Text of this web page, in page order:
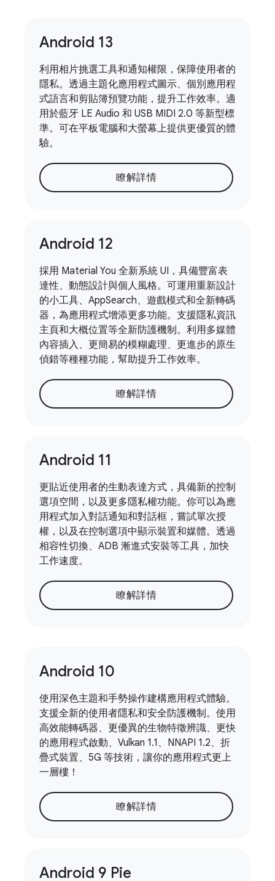
Android 13
利用相片挑選工具和通知權限，保障使用者的
隱私。透過主題化應用程式圖示、個別應用程
式語言和剪貼簿預覽功能，提升工作效率。適
用於藍牙 LE Audio 和 USB MIDI 2.0 等新型標
準。可在平板電腦和大螢幕上提供更優質的體
驗。
瞭解詳情
Android 12
採用 Material You 全新系統 UI，具備豐富表
達性、動態設計與個人風格。可運用重新設計
的小工具、AppSearch、遊戲模式和全新轉碼
器，為應用程式增添更多功能。支援隱私資訊
主頁和大概位置等全新防護機制。利用多媒體
內容插入、更簡易的模糊處理、更進步的原生
偵錯等種種功能，幫助提升工作效率。
瞭解詳情
Android 11
更貼近使用者的生動表達方式，具備新的控制
選項空間，以及更多隱私權功能。你可以為應
用程式加入對話通知和對話框，嘗試單次授
權，以及在控制選項中顯示裝置和媒體。透過
相容性切換、ADB 漸進式安裝等工具，加快
工作速度。
瞭解詳情
Android 10
使用深色主題和手勢操作建構應用程式體驗。
支援全新的使用者隱私和安全防護機制。使用
高效能轉碼器、更優異的生物特徵辨識、更快
的應用程式啟動、Vulkan 1.1、NNAPI 1.2、折
疊式裝置、5G 等技術，讓你的應用程式更上
一層樓！
瞭解詳情
Android 9 Pie